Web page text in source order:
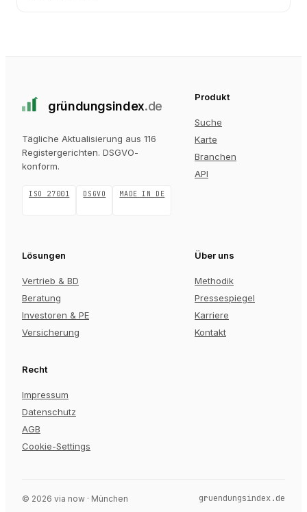
gründungsindex.de
Tägliche Aktualisierung aus 116
Registergerichten. DSGVO-
konform.
ISO 27001 DSGVO MADE IN DE
Produkt
Suche
Karte
Branchen
API
Lösungen
Vertrieb & BD
Beratung
Investoren & PE
Versicherung
Über uns
Methodik
Pressespiegel
Karriere
Kontakt
Recht
Impressum
Datenschutz
AGB
Cookie-Settings
© 2026 via now · München gruendungsindex.de